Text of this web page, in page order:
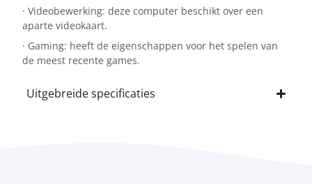
· Videobewerking: deze computer beschikt over een
aparte videokaart.
· Gaming: heeft de eigenschappen voor het spelen van
de meest recente games.
Uitgebreide specificaties